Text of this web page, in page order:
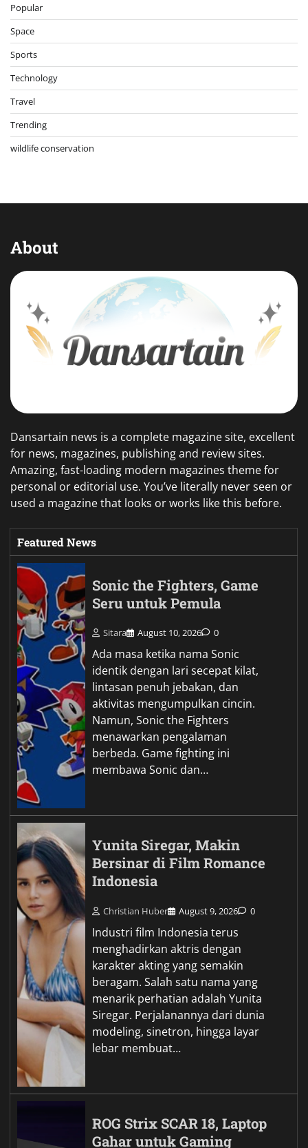
Popular
Space
Sports
Technology
Travel
Trending
wildlife conservation
About
Dansartain news is a complete magazine site, excellent
for news, magazines, publishing and review sites.
Amazing, fast-loading modern magazines theme for
personal or editorial use. You’ve literally never seen or
used a magazine that looks or works like this before.
Featured News
Sonic the Fighters, Game
Seru untuk Pemula
Sitara August 10, 2026 0
Ada masa ketika nama Sonic
identik dengan lari secepat kilat,
lintasan penuh jebakan, dan
aktivitas mengumpulkan cincin.
Namun, Sonic the Fighters
menawarkan pengalaman
berbeda. Game fighting ini
membawa Sonic dan…
Yunita Siregar, Makin
Bersinar di Film Romance
Indonesia
Christian Huber August 9, 2026 0
Industri film Indonesia terus
menghadirkan aktris dengan
karakter akting yang semakin
beragam. Salah satu nama yang
menarik perhatian adalah Yunita
Siregar. Perjalanannya dari dunia
modeling, sinetron, hingga layar
lebar membuat…
ROG Strix SCAR 18, Laptop
Gahar untuk Gaming